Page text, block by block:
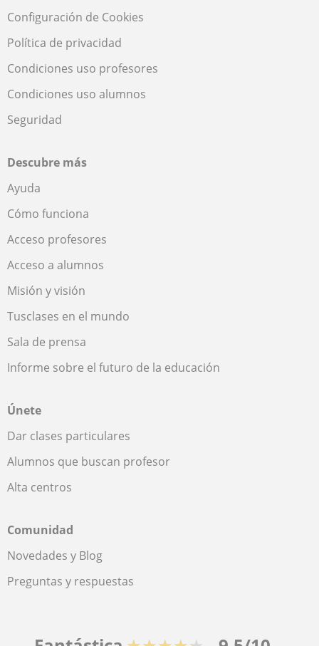
Configuración de Cookies
Política de privacidad
Condiciones uso profesores
Condiciones uso alumnos
Seguridad
Descubre más
Ayuda
Cómo funciona
Acceso profesores
Acceso a alumnos
Misión y visión
Tusclases en el mundo
Sala de prensa
Informe sobre el futuro de la educación
Únete
Dar clases particulares
Alumnos que buscan profesor
Alta centros
Comunidad
Novedades y Blog
Preguntas y respuestas